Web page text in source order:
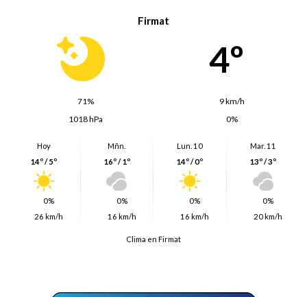
Firmat
4º
71%
9 km/h
1018 hPa
0%
Hoy
14º / 5º
0%
26 km/h
Mñn.
16º / 1º
0%
16 km/h
Lun. 10
14º / 0º
0%
16 km/h
Mar. 11
13º / 3º
0%
20 km/h
Clima en Firmat